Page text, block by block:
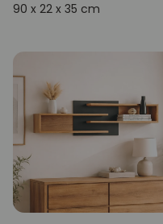
90 x 22 x 35 cm